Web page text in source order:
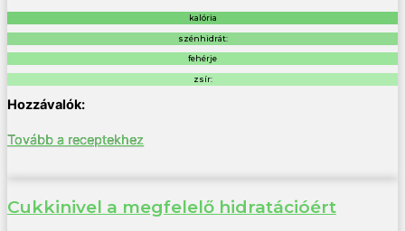
kalória
szénhidrát:
fehérje
zsír:
Tovább a receptekhez
Cukkinivel a megfelelő hidratációért